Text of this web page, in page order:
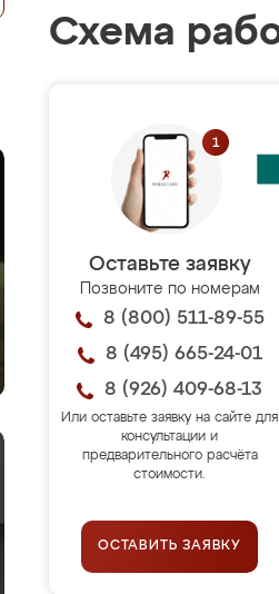
Схема
Оставьте заявку
Позвоните по номерам
8 (800) 511-89-55
8 (495) 665-24-01
8 (926) 409-68-13
Или оставьте заявку на сайте для
консультации и
предварительного расчёта
стоимости.
ОСТАВИТЬ ЗАЯВКУ